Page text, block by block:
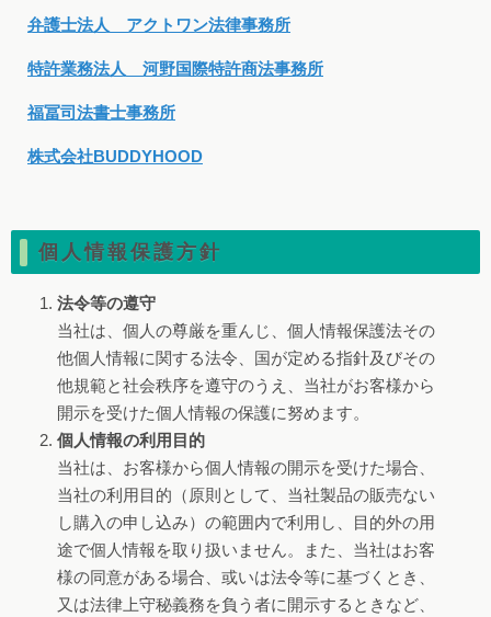
弁護士法人 アクトワン法律事務所
特許業務法人 河野国際特許商法事務所
福冨司法書士事務所
株式会社BUDDYHOOD
個人情報保護方針
法令等の遵守
当社は、個人の尊厳を重んじ、個人情報保護法その
他個人情報に関する法令、国が定める指針及びその
他規範と社会秩序を遵守のうえ、当社がお客様から
開示を受けた個人情報の保護に努めます。
個人情報の利用目的
当社は、お客様から個人情報の開示を受けた場合、
当社の利用目的（原則として、当社製品の販売ない
し購入の申し込み）の範囲内で利用し、目的外の用
途で個人情報を取り扱いません。また、当社はお客
様の同意がある場合、或いは法令等に基づくとき、
又は法律上守秘義務を負う者に開示するときなど、